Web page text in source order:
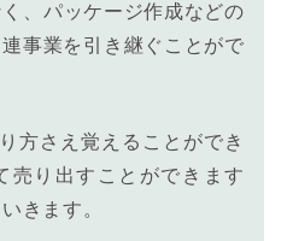
、パッケージ作成などの
事業を引き継ぐことがで
方さえ覚えることができ
売り出すことができます
きます。